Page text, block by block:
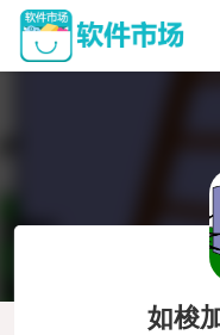
如梭